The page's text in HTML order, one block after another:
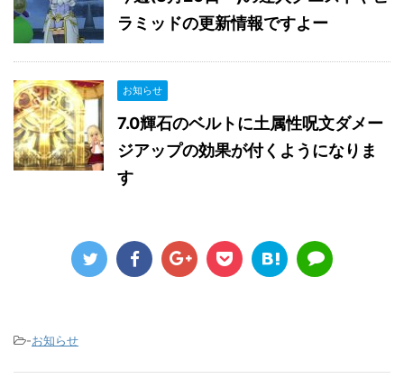
ラミッドの更新情報ですよー
お知らせ
7.0輝石のベルトに土属性呪文ダメー
ジアップの効果が付くようになりま
す
-お知らせ